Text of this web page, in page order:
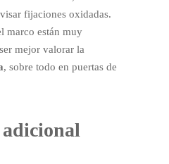
fijaciones oxidadas.
marco están muy
mejor valorar la
, sobre todo en puertas de